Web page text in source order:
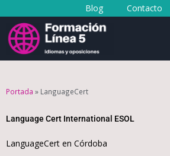
contenido
Blog Contacto
Portada » LanguageCert
Language Cert International ESOL​
LanguageCert en Córdoba